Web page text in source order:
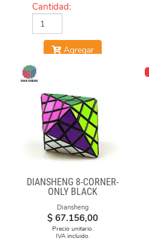
Cantidad:
Agregar
DIANSHENG 8-CORNER-
ONLY BLACK
Diansheng
$ 67.156,00
Precio unitario.
IVA incluido.